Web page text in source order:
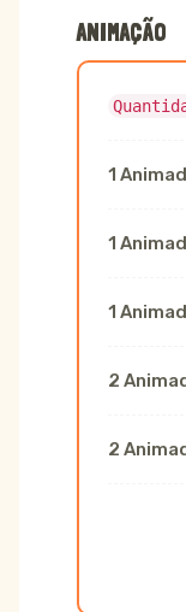
ANIMAÇÃO
1
1
1
2
2